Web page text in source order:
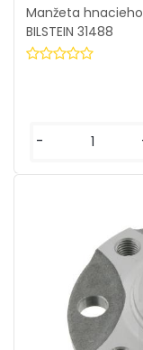
Manžeta
BILSTEIN 31488
-